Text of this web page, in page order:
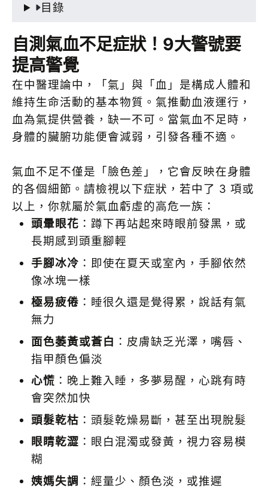
目錄
自測氣血不足症狀！9大警號要
提高警覺
在中醫理論中，「氣」與「血」是構成人體和
維持生命活動的基本物質。氣推動血液運行，
血為氣提供營養，缺一不可。當氣血不足時，
身體的臟腑功能便會減弱，引發各種不適。
氣血不足不僅是「臉色差」，它會反映在身體
的各個細節。請檢視以下症狀，若中了 3 項或
以上，你就屬於氣血虧虛的高危一族：
頭暈眼花 ：蹲下再站起來時眼前發黑，或
長期感到頭重腳輕
手腳冰冷 ：即使在夏天或室內，手腳依然
像冰塊一樣
極易疲倦 ：睡很久還是覺得累，說話有氣
無力
面色萎黃或蒼白 ：皮膚缺乏光澤，嘴唇、
指甲顏色偏淡
心慌 ：晚上難入睡，多夢易醒，心跳有時
會突然加快
頭髮乾枯 ：頭髮乾燥易斷，甚至出現脫髮
眼睛乾澀 ：眼白混濁或發黃，視力容易模
糊
姨媽失調 ：經量少、顏色淡，或推遲